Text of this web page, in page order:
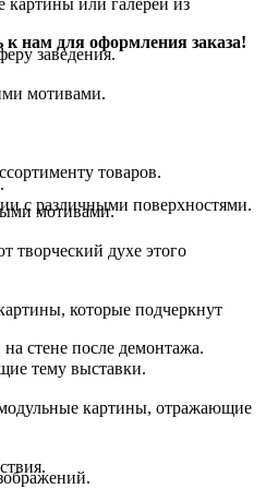
заведения.
мотивами.
товаров.
мотивами.
творческий духе этого
которые подчеркнут
тему выставки.
модульные картины, отражающие
с различными поверхностями.
стене после демонтажа.
картины или галереи из
нам для оформления заказа!